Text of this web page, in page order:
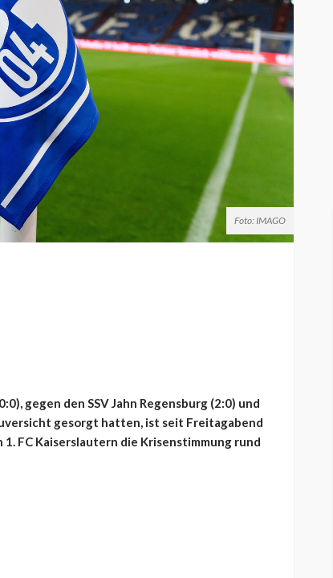
Foto: IMAGO
gegen den SSV Jahn Regensburg (2:0) und
gesorgt hatten, ist seit Freitagabend
FC Kaiserslautern die Krisenstimmung rund